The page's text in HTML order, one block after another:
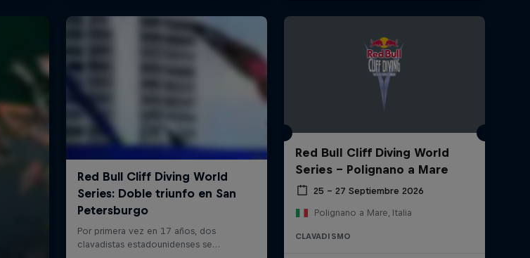
Red Bull Cliff Diving World
Series - Polignano a Mare
25 – 27 Septiembre 2026
Polignano a Mare, Italia
CLAVADISMO